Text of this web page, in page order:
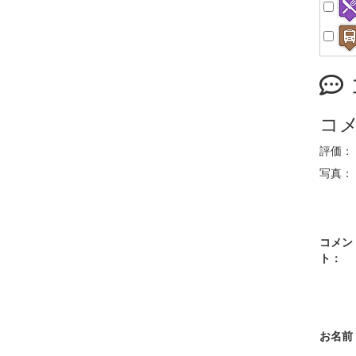
コ
評価：
写真：
コメン
ト：
お名前